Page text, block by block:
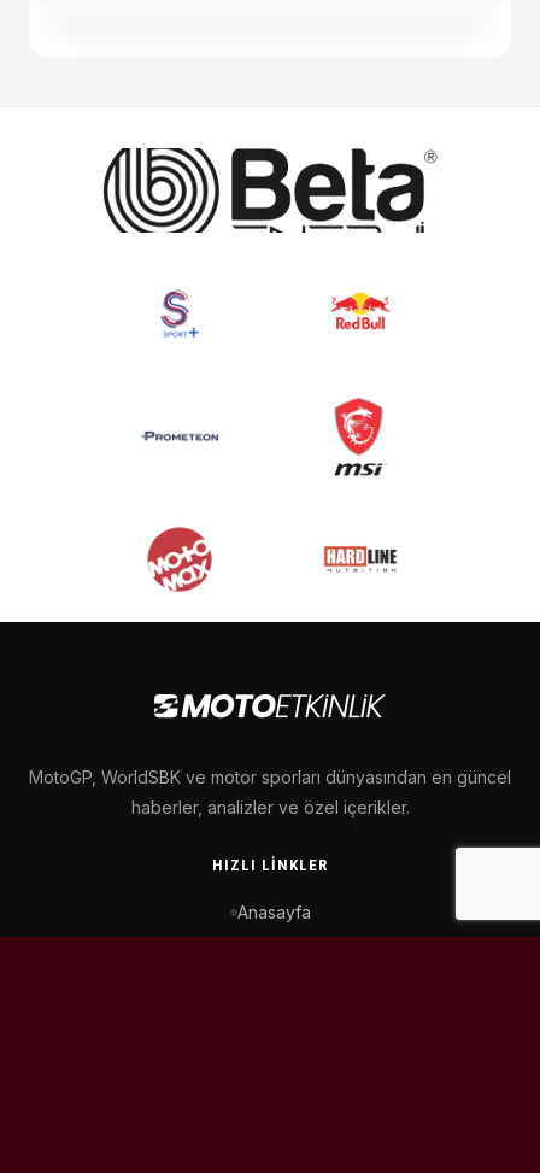
MotoGP, WorldSBK ve motor sporları dünyasından en güncel
haberler, analizler ve özel içerikler.
HIZLI LINKLER
Anasayfa